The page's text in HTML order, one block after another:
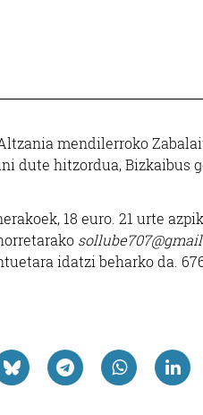
mendilerroko
dute hitzordua, Bizkaibus
18 euro. 21 urte
idatzi beharko da.